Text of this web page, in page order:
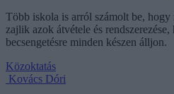
Több iskola is arról számolt be,
zajlik azok átvétele és
becsengetésre minden készen álljon.
Közoktatás
Kovács Dóri